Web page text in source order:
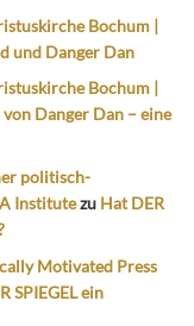
Bochum |
und Danger Dan
Bochum |
von Danger Dan – eine
politisch-
Institutezu Hat DER
Motivated Press
SPIEGEL ein